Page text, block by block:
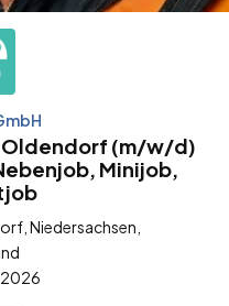
Oldendorf (m/w/d)
Minijob,
Niedersachsen,